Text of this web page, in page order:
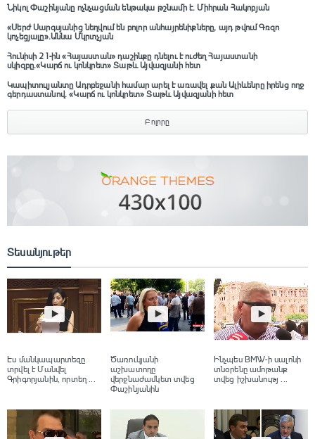
Նիկոլ Փաշինյանը ոչնչացման ենթակա թշնամի է. Միհրան Հակոբյան
«Սերժ Սարգսյանից նեղվում են բոլոր անհայրենիքները, այդ թվում Գռզո
կոչեցյալը».Աննա Մկրտչյան
Հունիսի 21-ին «Հայաստան» դաշինքը դնելու է ուժեղ Հայաստանի
սկիզբը.«Կարճ ու կոնկրետ» Տաթև Այվազյանի հետ
Կապիտուլյանտը Ադրբեջանի համար արել է առավել քան Ալիևենրը իրենց ողջ
գերդաստանով. «Կարճ ու կոնկրետ» Տաթև Այվազյանի հետ
Բոլորը
Տեսանյութեր
Էս մանկապարտեզը
տրվել է Մանվել
Գրիգորյանին, որտեղ ...
Ծառուկյանի
աշխատողը
վերջնաժամկետ տվեց
Փաշինյանին
Ինչպես BMW-ի սալոնի
տնօրենը ամոթանք
տվեց իշխանությ ...